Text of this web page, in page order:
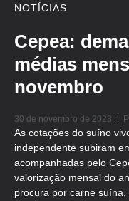
NOTÍCIAS
Cepea:
médias
novembro
30 de novembro de 2023
As cotações do suíno
independente subiram
acompanhadas pelo
valorização mensal do
procura por carne